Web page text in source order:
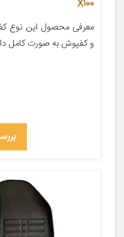
X100
معرفی محصول این نوع
و کفپوش به صورت کامل